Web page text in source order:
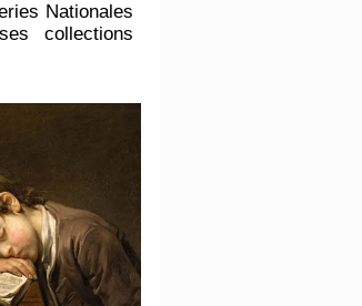
Nationales
collections